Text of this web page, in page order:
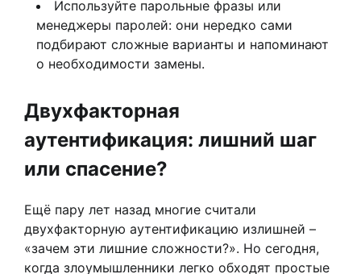
Используйте парольные фразы или
менеджеры паролей: они нередко сами
подбирают сложные варианты и напоминают
о необходимости замены.
Двухфакторная
аутентификация: лишний шаг
или спасение?
Ещё пару лет назад многие считали
двухфакторную аутентификацию излишней –
«зачем эти лишние сложности?». Но сегодня,
когда злоумышленники легко обходят простые